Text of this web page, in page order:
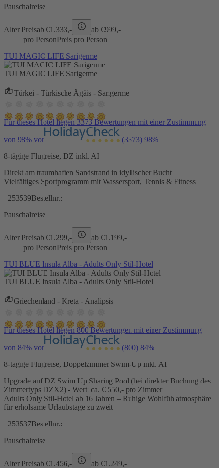
Pauschalreise
Alter Preisab €1.333,- ab €999,-
pro PersonPreis pro Person
TUI MAGIC LIFE Sarigerme
TUI MAGIC LIFE Sarigerme
Türkei - Türkische Ägäis - Sarigerme
Für dieses Hotel liegen 3373 Bewertungen mit einer Zustimmung
von 98% vor (3373) 98%
8-tägige Flugreise, DZ inkl. AI
Direkt am traumhaften Sandstrand in idyllischer Bucht
Vielfältiges Sportprogramm mit Wassersport, Tennis & Fitness
253539Bestellnr.:
Pauschalreise
Alter Preisab €1.299,- ab €1.199,-
pro PersonPreis pro Person
TUI BLUE Insula Alba - Adults Only Stil-Hotel
TUI BLUE Insula Alba - Adults Only Stil-Hotel
Griechenland - Kreta - Analipsis
Für dieses Hotel liegen 800 Bewertungen mit einer Zustimmung
von 84% vor (800) 84%
8-tägige Flugreise, Doppelzimmer Swim-Up inkl. AI
Upgrade auf DZ Swim Up Sharing Pool (bei direkter Buchung des
Zimmertyps DZX2) - Wert: ca. € 550,- pro Zimmer
Adults Only Stil-Hotel ab 16 Jahren – Ruhige Wohlfühlatmosphäre
für erholsame Urlaubstage zu zweit
253537Bestellnr.:
Pauschalreise
Alter Preisab €1.456,- ab €1.249,-